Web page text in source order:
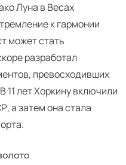
Луна в Весах
к гармонии
может стать
разработал
превосходивших
11 лет Хоркину включили
а затем она стала